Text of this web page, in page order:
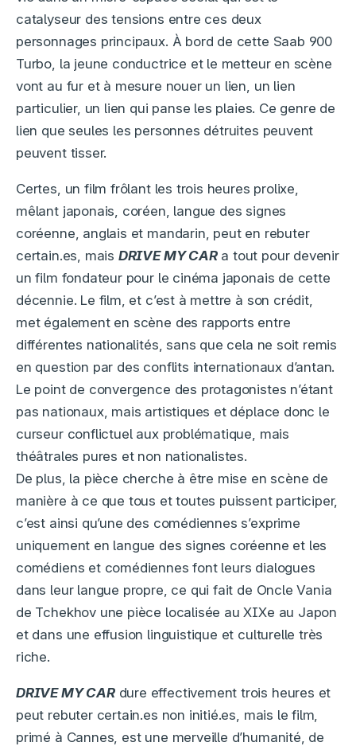
catalyseur des tensions entre ces deux
personnages principaux. À bord de cette Saab 900
Turbo, la jeune conductrice et le metteur en scène
vont au fur et à mesure nouer un lien, un lien
particulier, un lien qui panse les plaies. Ce genre de
lien que seules les personnes détruites peuvent
peuvent tisser.
Certes, un film frôlant les trois heures prolixe,
mêlant japonais, coréen, langue des signes
coréenne, anglais et mandarin, peut en rebuter
certain.es, mais DRIVE MY CARa tout pour devenir
un film fondateur pour le cinéma japonais de cette
décennie. Le film, et c’est à mettre à son crédit,
met également en scène des rapports entre
différentes nationalités, sans que cela ne soit remis
en question par des conflits internationaux d’antan.
Le point de convergence des protagonistes n’étant
pas nationaux, mais artistiques et déplace donc le
curseur conflictuel aux problématique, mais
théâtrales pures et non nationalistes.
De plus, la pièce cherche à être mise en scène de
manière à ce que tous et toutes puissent participer,
c’est ainsi qu’une des comédiennes s’exprime
uniquement en langue des signes coréenne et les
comédiens et comédiennes font leurs dialogues
dans leur langue propre, ce qui fait de Oncle Vania
de Tchekhov une pièce localisée au XIXe au Japon
et dans une effusion linguistique et culturelle très
riche.
DRIVE MY CARdure effectivement trois heures et
peut rebuter certain.es non initié.es, mais le film,
primé à Cannes, est une merveille d’humanité, de